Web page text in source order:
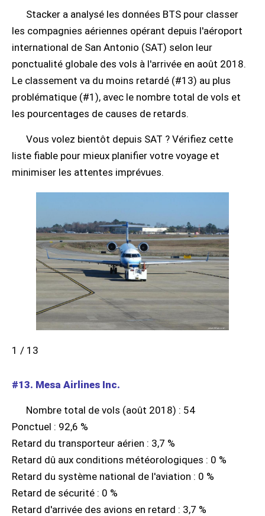
Stacker a analysé les données BTS pour classer
les compagnies aériennes opérant depuis l'aéroport
international de San Antonio (SAT) selon leur
ponctualité globale des vols à l'arrivée en août 2018.
Le classement va du moins retardé (#13) au plus
problématique (#1), avec le nombre total de vols et
les pourcentages de causes de retards.
Vous volez bientôt depuis SAT ? Vérifiez cette
liste fiable pour mieux planifier votre voyage et
minimiser les attentes imprévues.
1 / 13
#13. Mesa Airlines Inc.
Nombre total de vols (août 2018) : 54
Ponctuel : 92,6 %
Retard du transporteur aérien : 3,7 %
Retard dû aux conditions météorologiques : 0 %
Retard du système national de l'aviation : 0 %
Retard de sécurité : 0 %
Retard d'arrivée des avions en retard : 3,7 %